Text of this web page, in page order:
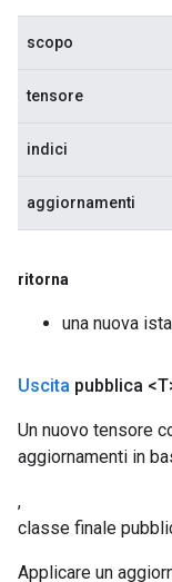
scopo
tensore
indici
aggiornamenti
ritorna
una nuova
Uscita pubblica
Un nuovo tensore
aggiornamenti in
,
classe finale
Applicare un